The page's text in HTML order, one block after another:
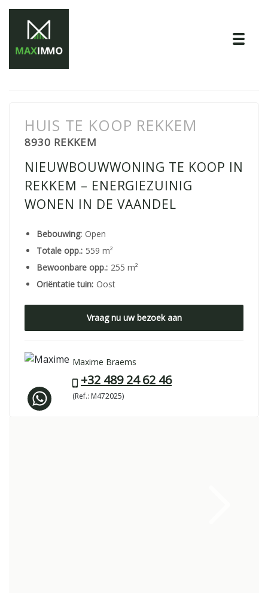
HUIS TE KOOP REKKEM
8930 REKKEM
NIEUWBOUWWONING TE KOOP IN
REKKEM – ENERGIEZUINIG
WONEN IN DE VAANDEL
Bebouwing: Open
Totale opp.: 559 m²
Bewoonbare opp.: 255 m²
Oriëntatie tuin: Oost
Vraag nu uw bezoek aan
Maxime Braems
+32 489 24 62 46
(Ref.: M472025)